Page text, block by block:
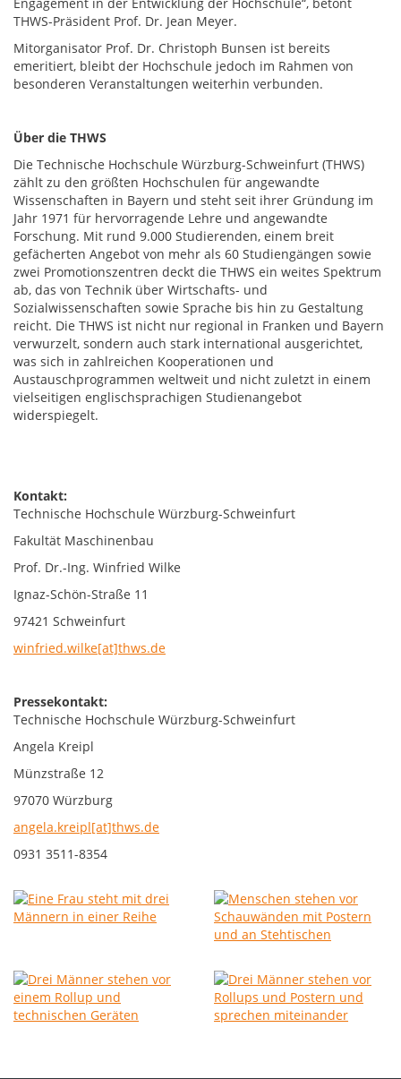
THWS-Präsident Prof. Dr. Jean Meyer.
Mitorganisator Prof. Dr. Christoph Bunsen ist bereits
emeritiert, bleibt der Hochschule jedoch im Rahmen von
besonderen Veranstaltungen weiterhin verbunden.
Über die THWS
Die Technische Hochschule Würzburg-Schweinfurt (THWS)
zählt zu den größten Hochschulen für angewandte
Wissenschaften in Bayern und steht seit ihrer Gründung im
Jahr 1971 für hervorragende Lehre und angewandte
Forschung. Mit rund 9.000 Studierenden, einem breit
gefächerten Angebot von mehr als 60 Studiengängen sowie
zwei Promotionszentren deckt die THWS ein weites Spektrum
ab, das von Technik über Wirtschafts- und
Sozialwissenschaften sowie Sprache bis hin zu Gestaltung
reicht. Die THWS ist nicht nur regional in Franken und Bayern
verwurzelt, sondern auch stark international ausgerichtet,
was sich in zahlreichen Kooperationen und
Austauschprogrammen weltweit und nicht zuletzt in einem
vielseitigen englischsprachigen Studienangebot
widerspiegelt.
Kontakt:
Technische Hochschule Würzburg-Schweinfurt
Fakultät Maschinenbau
Prof. Dr.-Ing. Winfried Wilke
Ignaz-Schön-Straße 11
97421 Schweinfurt
winfried.wilke[at]thws.de
Pressekontakt:
Technische Hochschule Würzburg-Schweinfurt
Angela Kreipl
Münzstraße 12
97070 Würzburg
angela.kreipl[at]thws.de
0931 3511-8354